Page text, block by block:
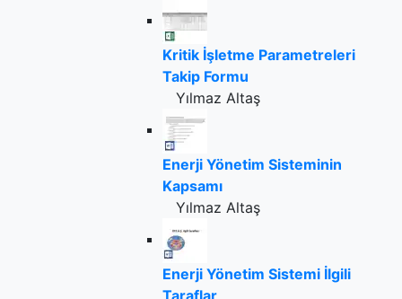
Kritik İşletme Parametreleri
Takip Formu
Yılmaz Altaş
Enerji Yönetim Sisteminin
Kapsamı
Yılmaz Altaş
Enerji Yönetim Sistemi İlgili
Taraflar